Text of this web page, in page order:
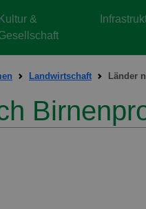
Kultur &
Landwirtschaft Länder